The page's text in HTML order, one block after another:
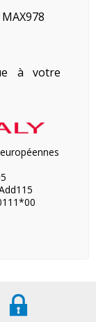
à votre